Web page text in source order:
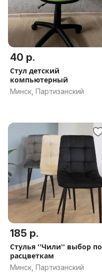
40 р.
Стул детский
компьютерный
Минск, Партизанский
185 р.
Стулья ''Чили'' выбор по
расцветкам
Минск, Партизанский